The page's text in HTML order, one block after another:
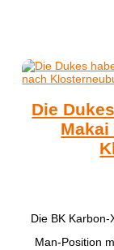
Die
​Die BK
Man-Position